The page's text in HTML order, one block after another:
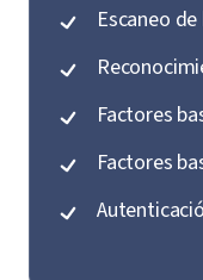
Escaneo
Factores
Factores